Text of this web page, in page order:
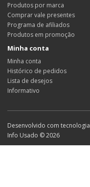
Produtos por marca
Comprar vale presentes
Programa de afiliados
Produtos em promoção
Minha conta
Minha conta
Histórico de pedidos
Lista de desejos
Informativo
Desenvolvido com tecnologia
Info Usado © 2026